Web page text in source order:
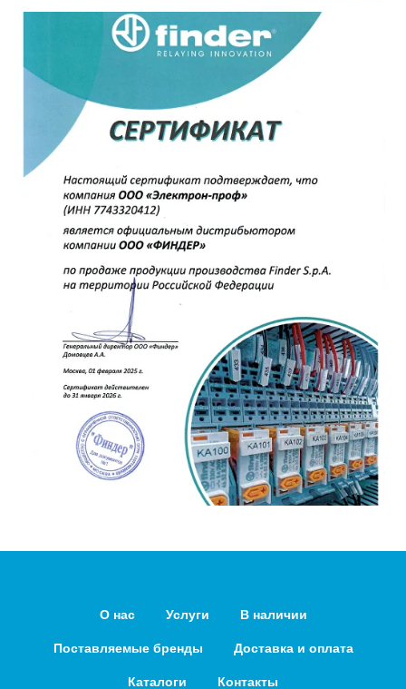
О нас Услуги В наличии
Поставляемые бренды Доставка и оплата
Каталоги Контакты